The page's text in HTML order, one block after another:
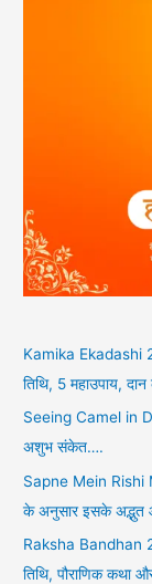
Kamika Ekadashi
तिथि, 5 महाउपाय,
Seeing Camel in
अशुभ संकेत….
Sapne Mein Rishi
के अनुसार इसके
Raksha Bandhan
तिथि, पौराणिक कथा